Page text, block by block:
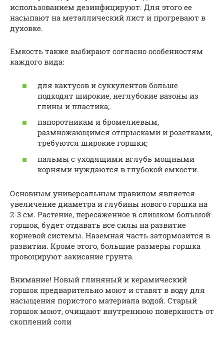
использованием дезинфицируют. Для этого ее
насыпают на металлический лист и прогревают в
духовке.
Емкость также выбирают согласно особенностям
каждого вида:
для кактусов и суккулентов больше
подходят широкие, неглубокие вазоны из
глины и пластика;
папоротникам и бромелиевым,
размножающимся отпрысками и розетками,
требуются широкие горшки;
пальмы с уходящими вглубь мощными
корнями нуждаются в глубокой емкости.
Основным универсальным правилом является
увеличение диаметра и глубины нового горшка на
2-3 см. Растение, пересаженное в слишком большой
горшок, будет отдавать все силы на развитие
корневой системы. Наземная часть затормозится в
развитии. Кроме этого, большие размеры горшка
провоцируют закисание грунта.
Внимание! Новый глиняный и керамический
горшок предварительно моют и ставят в воду для
насыщения пористого материала водой. Старый
горшок моют, очищают внутреннюю поверхность от
скоплений соли